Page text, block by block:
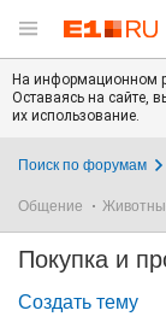
На информационном
Оставаясь на сайте,
их использование.
Поиск по форумам
Общение
Покупка и
Создать тему